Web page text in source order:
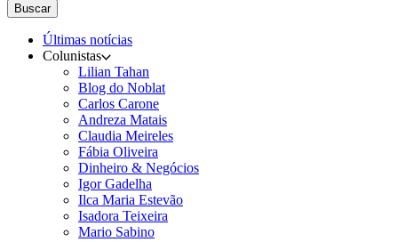
Buscar
Últimas notícias
Colunistas
Lilian Tahan
Blog do Noblat
Carlos Carone
Andreza Matais
Claudia Meireles
Fábia Oliveira
Dinheiro & Negócios
Igor Gadelha
Ilca Maria Estevão
Isadora Teixeira
Mario Sabino